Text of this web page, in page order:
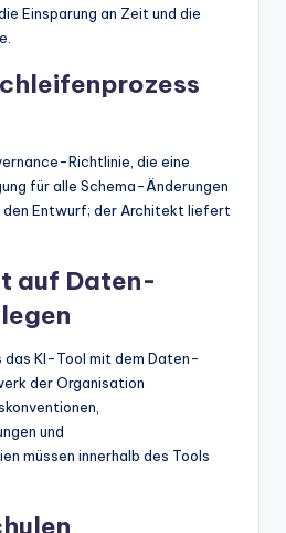
Einsparung an Zeit und die
Richtlinie, die eine
für alle Schema-Änderungen
Entwurf; der Architekt liefert
auf Daten-
das KI-Tool mit dem Daten-
der Organisation
und
müssen innerhalb des Tools